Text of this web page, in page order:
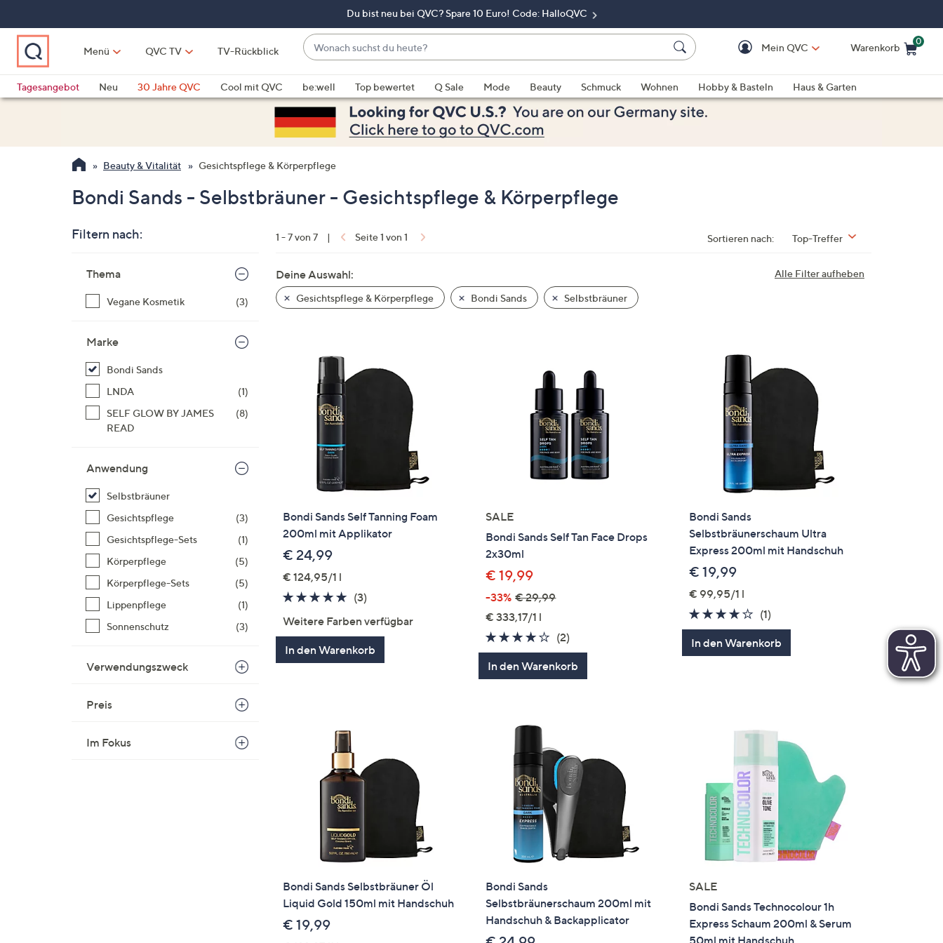
springen
Du bist neu bei QVC? Spare 10 Euro! Code: HalloQVC
Menü QVC TV TV-Rückblick
Wonach
suchst
du
heute?
Vorschläge
verfügbar
sind,
verwenden
die
nach
und
unten
oder
wischen
Touch-
Geräten
nach
links
bzw.
anzuzeigen.
Mein QVC Warenkorb
0
Tagesangebot
Neu 30 Jahre QVC Cool mit QVC be:well Top bewertet Q Sale Mode Beauty Schmuck Wohnen Hobby & Basteln
Haus & Garten
Beauty & Vitalität Gesichtspflege & Körperpflege
Bondi Sands - Selbstbräuner - Gesichtspflege & Körperpflege
Filtern nach:
Produktliste
Thema
Vegane Kosmetik (3)
Marke
Bondi Sands
LNDA
(1)
SELF GLOW BY JAMES
READ
(8)
Anwendung
Selbstbräuner
Gesichtspflege
(3)
Gesichtspflege-Sets
(1)
Körperpflege
(5)
Körperpflege-Sets
(5)
Lippenpflege
(1)
Sonnenschutz
(3)
Verwendungszweck
Preis
Im Fokus
1 - 7 von 7 | Seite 1 von 1 Sortieren nach: Top-Treffer
Alle Filter aufheben
Deine Auswahl:
Gesichtspflege & Körperpflege Bondi Sands Selbstbräuner
Bondi Sands Self Tanning Foam
200ml mit Applikator
€ 24,99
€ 124,95/1 l
5.0
5
(3)3
Weitere Farben verfügbar
In den Warenkorb
SALE
Bondi Sands Self Tan Face Drops
2x30ml
€ 19,99
-33% € 29,99
€ 333,17/1 l
4.0
von
5
(2)
Bewertungen
In den Warenkorb
Bondi Sands
Selbstbräunerschaum Ultra
Express 200ml mit Handschuh
€ 19,99
€ 99,95/1 l
4.0
von
5
(1)
Bewertungen
In den Warenkorb
Bondi Sands Selbstbräuner Öl
Liquid Gold 150ml mit Handschuh
€ 19,99
Bondi Sands
Selbstbräunerschaum 200ml mit
Handschuh & Backapplicator
SALE
Bondi Sands Technocolour 1h
Express Schaum 200ml & Serum